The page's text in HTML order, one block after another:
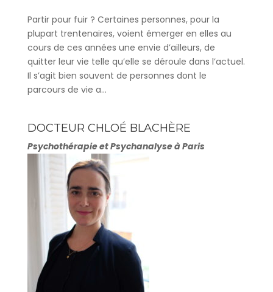
Partir pour fuir ? Certaines personnes, pour la
plupart trentenaires, voient émerger en elles au
cours de ces années une envie d’ailleurs, de
quitter leur vie telle qu’elle se déroule dans l’actuel.
Il s’agit bien souvent de personnes dont le
parcours de vie a...
DOCTEUR CHLOÉ BLACHÈRE
Psychothérapie et Psychanalyse à Paris